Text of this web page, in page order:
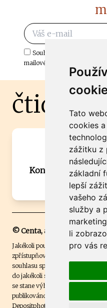
Tato
cookies
zážitku z
základní
lepší
vašeho
služby a
li
pro vás
Souhlasím s odběrem
mailové schránky.
Máte
Kontaktujte
© Centa, a.s.
Jakékoli použití obsahu včetně
zpřístupňování textových či
souhlasu společnosti Centa,a.s.
do jakékoli soutěže na našem
se stane výhercem této soutěže,
publikováno. Centa, a.s.
Depositphotos